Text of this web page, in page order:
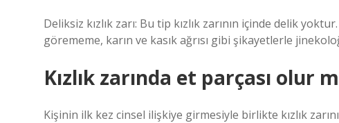
Deliksiz kızlık zarı: Bu tip kızlık zarının içinde delik
görememe, karın ve kasık ağrısı gibi şikayetlerle
Kızlık zarında et parçası olur
Kişinin ilk kez cinsel ilişkiye girmesiyle birlikte kızlık